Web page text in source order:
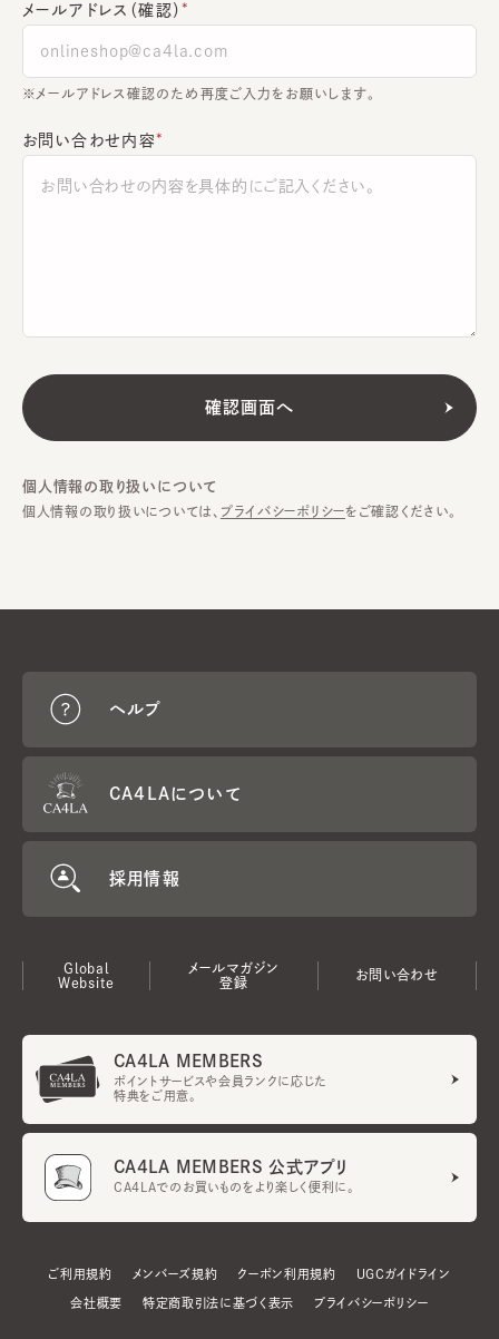
メールアドレス（確認）
※メールアドレス確認のため再度ご入力をお願いします。
お問い合わせ内容
個人情報の取り扱いについて
個人情報の取り扱いについては、 プライバシーポリシーをご確認ください。
ヘルプ
CA4LAについて
採用情報
Global
Website
メールマガジン
登録
お問い合わせ
CA4LA MEMBERS
ポイントサービスや会員ランクに応じた
特典をご用意。
CA4LA MEMBERS 公式アプリ
CA4LAでのお買いものをより楽しく便利に。
ご利用規約 メンバーズ規約 クーポン利用規約 UGCガイドライン
会社概要 特定商取引法に基づく表示 プライバシーポリシー